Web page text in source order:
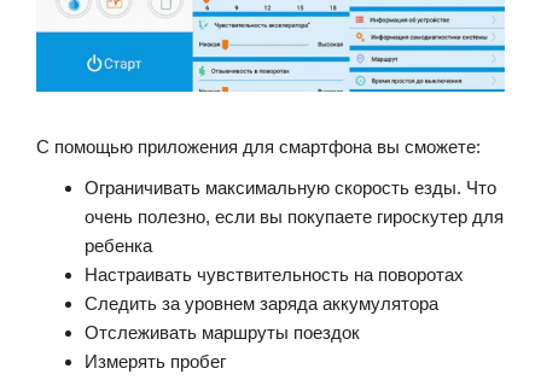
С помощью приложения для смартфона вы сможете:
Ограничивать максимальную скорость езды. Что
очень полезно, если вы покупаете гироскутер для
ребенка
Настраивать чувствительность на поворотах
Следить за уровнем заряда аккумулятора
Отслеживать маршруты поездок
Измерять пробег